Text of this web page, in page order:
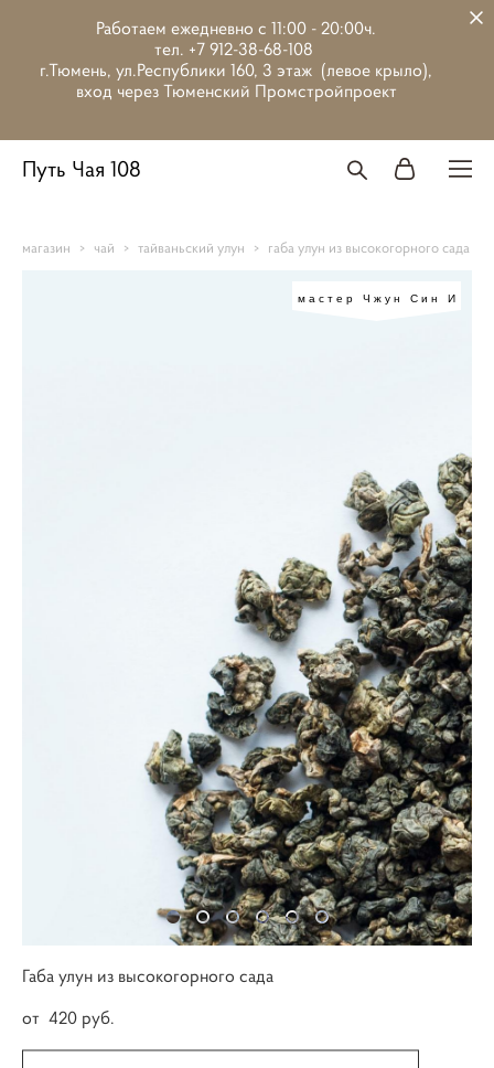
Работаем ежедневно с 11:00 - 20:00ч.
тел. +7 912-38-68-108
г.Тюмень, ул.Республики 160, 3 этаж (левое крыло),
вход через Тюменский Промстройпроект
Путь Чая 108
магазин > чай > тайваньский улун > габа улун из высокогорного сада
мастер Чжун Син И
Габа улун из высокогорного сада
от 420 pуб.